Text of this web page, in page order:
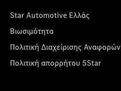
Star Automotive Ελλάς
Βιωσιμότητα
Πολιτική Διαχείρισης Αναφορών
Πολιτική απορρήτου 5Star